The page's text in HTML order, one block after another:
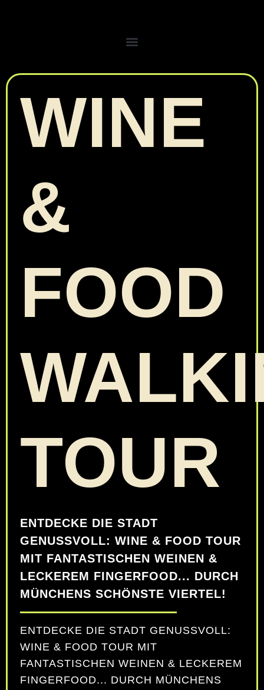
WINE
&
FOOD
TOUR
ENTDECKE DIE STADT
GENUSSVOLL: WINE & FOOD TOUR
MIT FANTASTISCHEN WEINEN &
LECKEREM FINGERFOOD... DURCH
MÜNCHENS SCHÖNSTE VIERTEL!
ENTDECKE DIE STADT GENUSSVOLL:
WINE & FOOD TOUR MIT
FANTASTISCHEN WEINEN & LECKEREM
FINGERFOOD... DURCH MÜNCHENS